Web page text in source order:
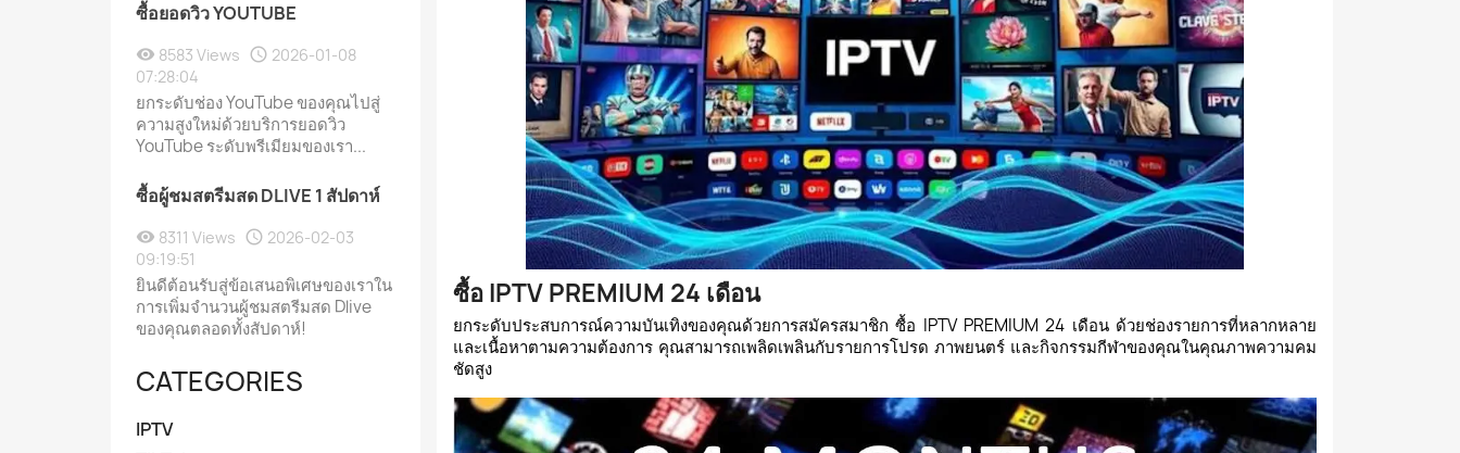
ซื้อยอดวิว YOUTUBE
8583 Views
2026-01-08
07:28:04
ยกระดับช่อง YouTube ของคุณไปสู่
ความสูงใหม่ด้วยบริการยอดวิว
YouTube ระดับพรีเมียมของเรา...
ซื้อผู้ชมสตรีมสด DLIVE 1 สัปดาห์
8311 Views
2026-02-03
09:19:51
ยินดีต้อนรับสู่ข้อเสนอพิเศษของเราใน
การเพิ่มจำนวนผู้ชมสตรีมสด Dlive
ของคุณตลอดทั้งสัปดาห์!
CATEGORIES
IPTV
ซื้อ IPTV PREMIUM 24 เดือน
ยกระดับประสบการณ์ความบันเทิงของคุณด้วยการสมัครสมาชิก ซื้อ IPTV PREMIUM 24 เดือน ด้วยช่องรายการที่หลากหลาย
และเนื้อหาตามความต้องการ คุณสามารถเพลิดเพลินกับรายการโปรด ภาพยนตร์ และกิจกรรมกีฬาของคุณในคุณภาพความคม
ชัดสูง